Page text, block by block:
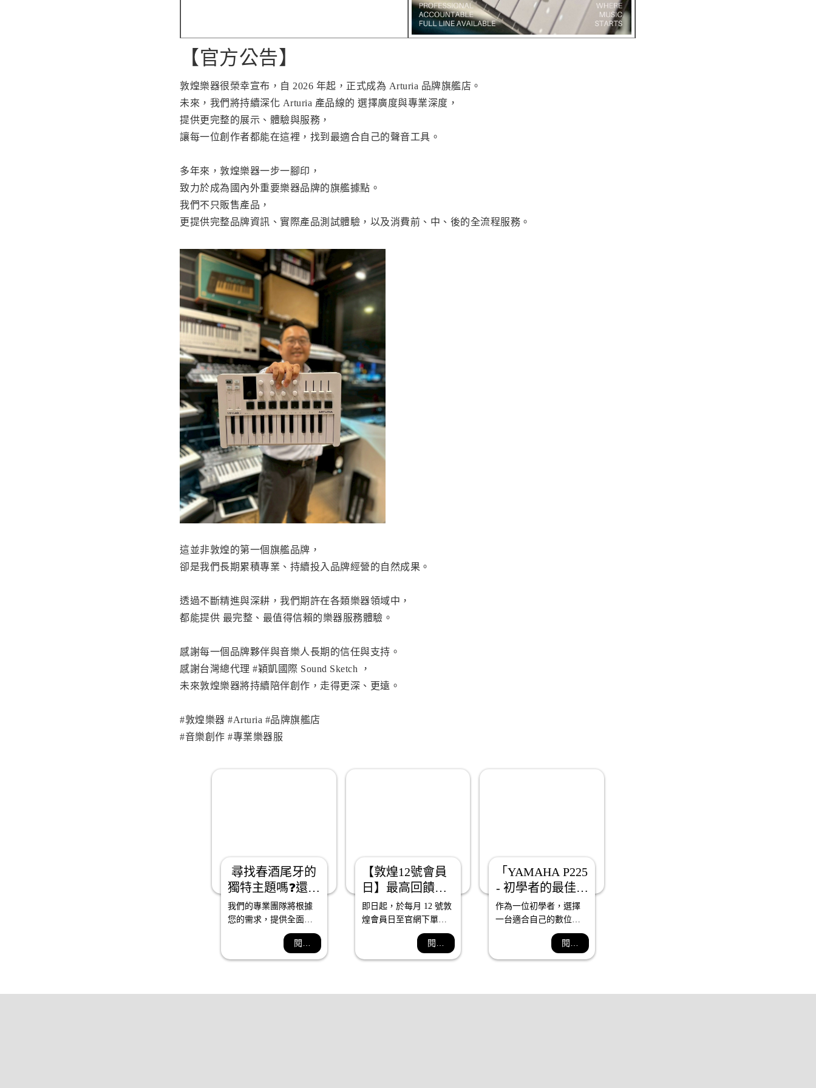
【官方公告】
敦煌樂器很榮幸宣布，自 2026 年起，正式成為 Arturia 品牌旗艦店。
未來，我們將持續深化 Arturia 產品線的 選擇廣度與專業深度，
提供更完整的展示、體驗與服務，
讓每一位創作者都能在這裡，找到最適合自己的聲音工具。
多年來，敦煌樂器一步一腳印，
致力於成為國內外重要樂器品牌的旗艦據點。
我們不只販售產品，
更提供完整品牌資訊、實際產品測試體驗，以及消費前、中、後的全流程服務。
這並非敦煌的第一個旗艦品牌，
卻是我們長期累積專業、持續投入品牌經營的自然成果。
透過不斷精進與深耕，我們期許在各類樂器領域中，
都能提供 最完整、最值得信賴的樂器服務體驗。
感謝每一個品牌夥伴與音樂人長期的信任與支持。
感謝台灣總代理 #穎凱國際 Sound Sketch ，
未來敦煌樂器將持續陪伴創作，走得更深、更遠。
#敦煌樂器 #Arturia #品牌旗艦店
#音樂創作 #專業樂器服
尋找春酒尾牙的
獨特主題嗎❓還在
煩惱如何執行❓
我們的專業團隊將根據
您的需求，提供全面的
服務，為您量身打造獨
一無二的活動，打破傳
統，營造非凡尾牙盛宴
閱讀全文
【敦煌12號會員
日】最高回饋
12%｜敦煌樂器
即日起，於每月 12 號敦
煌會員日至官網下單，
全館紅利回饋加倍送，1
點折抵 1 元，點數可於
消費時全數折抵，最高
閱讀更多
「YAMAHA P225
- 初學者的最佳選
擇，探索音樂新
境界」
作為一位初學者，選擇
一台適合自己的數位鋼
琴至關重要。而在眾多
選擇中，我深信
YAMAHA P225是最好的
閱讀全文